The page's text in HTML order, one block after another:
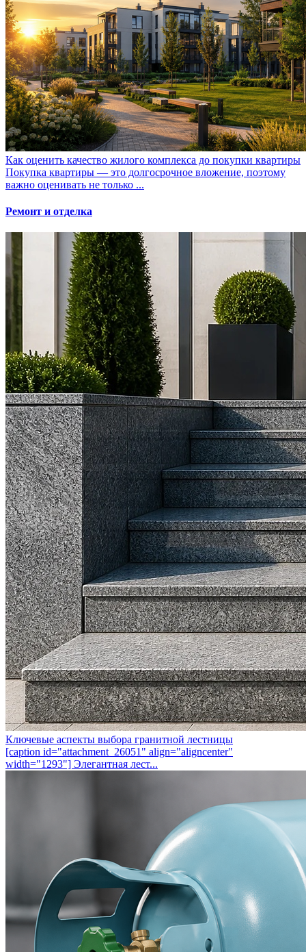
Как оценить качество жилого комплекса до покупки квартиры
Покупка квартиры — это долгосрочное вложение, поэтому
важно оценивать не только ...
Ремонт и отделка
Ключевые аспекты выбора гранитной лестницы
[caption id="attachment_26051" align="aligncenter"
width="1293"] Элегантная лест...